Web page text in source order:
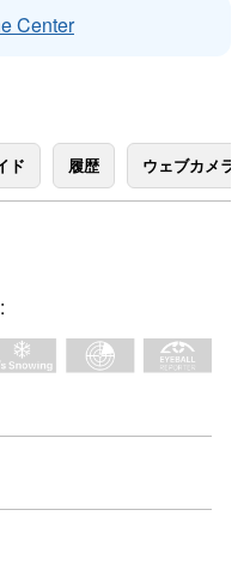
Center
ド 履歴 ウェブカメラ